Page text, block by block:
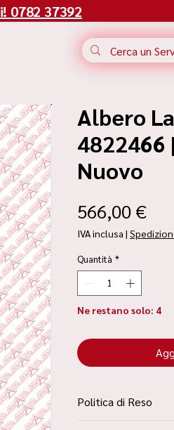
0782 37392
Albero
4822466
Nuovo
566,00 €
IVA inclusa |
Quantità *
Ne restano solo: 4
Politica di Reso